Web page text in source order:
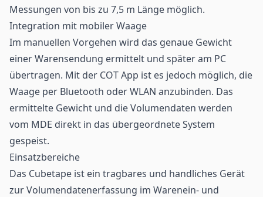
Messungen von bis zu 7,5 m Länge möglich.
Integration mit mobiler Waage
Im manuellen Vorgehen wird das genaue Gewicht
einer Warensendung ermittelt und später am PC
übertragen. Mit der COT App ist es jedoch möglich, die
Waage per Bluetooth oder WLAN anzubinden. Das
ermittelte Gewicht und die Volumendaten werden
vom MDE direkt in das übergeordnete System
gespeist.
Einsatzbereiche
Das Cubetape ist ein tragbares und handliches Gerät
zur Volumendatenerfassung im Warenein- und